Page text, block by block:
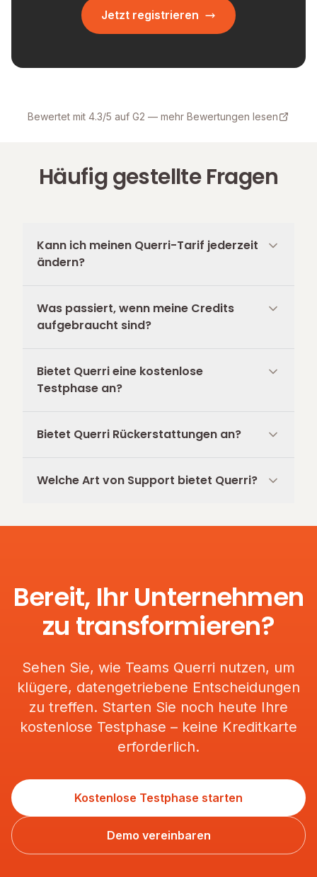
Jetzt registrieren
Bewertet mit 4.3/5 auf G2 — mehr Bewertungen lesen
Häufig gestellte Fragen
Kann ich meinen Querri-Tarif jederzeit
ändern?
Was passiert, wenn meine Credits
aufgebraucht sind?
Bietet Querri eine kostenlose
Testphase an?
Bietet Querri Rückerstattungen an?
Welche Art von Support bietet Querri?
Bereit, Ihr Unternehmen
zu transformieren?
Sehen Sie, wie Teams Querri nutzen, um
klügere, datengetriebene Entscheidungen
zu treffen. Starten Sie noch heute Ihre
kostenlose Testphase – keine Kreditkarte
erforderlich.
Kostenlose Testphase starten
Demo vereinbaren